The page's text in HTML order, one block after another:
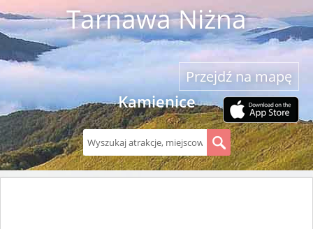
Tarnawa Niżna
Kamienice
Przejdź na mapę